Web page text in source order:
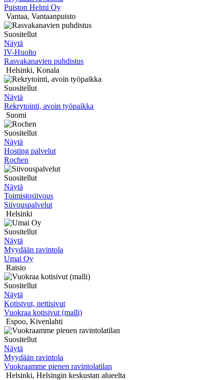
Puiston Helmi Oy
Vantaa, Vantaanpuisto
Suositellut
Näytä
IV-Huolto
Rasvakanavien puhdistus
Helsinki, Konala
Suositellut
Näytä
Rekrytointi, avoin työpaikka
Suomi
Suositellut
Näytä
Hosting palvelut
Rochen
Suositellut
Näytä
Toimistosiivous
Siivouspalvelut
Helsinki
Suositellut
Näytä
Myydään ravintola
Umai Oy
Raisio
Suositellut
Näytä
Kotisivut, nettisivut
Vuokraa kotisivut (malli)
Espoo, Kivenlahti
Suositellut
Näytä
Myydään ravintola
Vuokraamme pienen ravintolatilan
Helsinki, Helsingin keskustan alueelta